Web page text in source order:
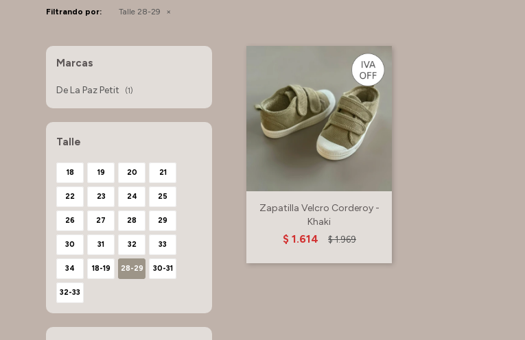
Filtrando por: Talle 28-29
Zapatilla Velcro Corderoy -
Khaki
$ 1.614 $ 1.969
Marcas
De La Paz Petit (1)
Talle
18 19 20 21
22 23 24 25
26 27 28 29
30 31 32 33
34 18-19 28-29 30-31
32-33